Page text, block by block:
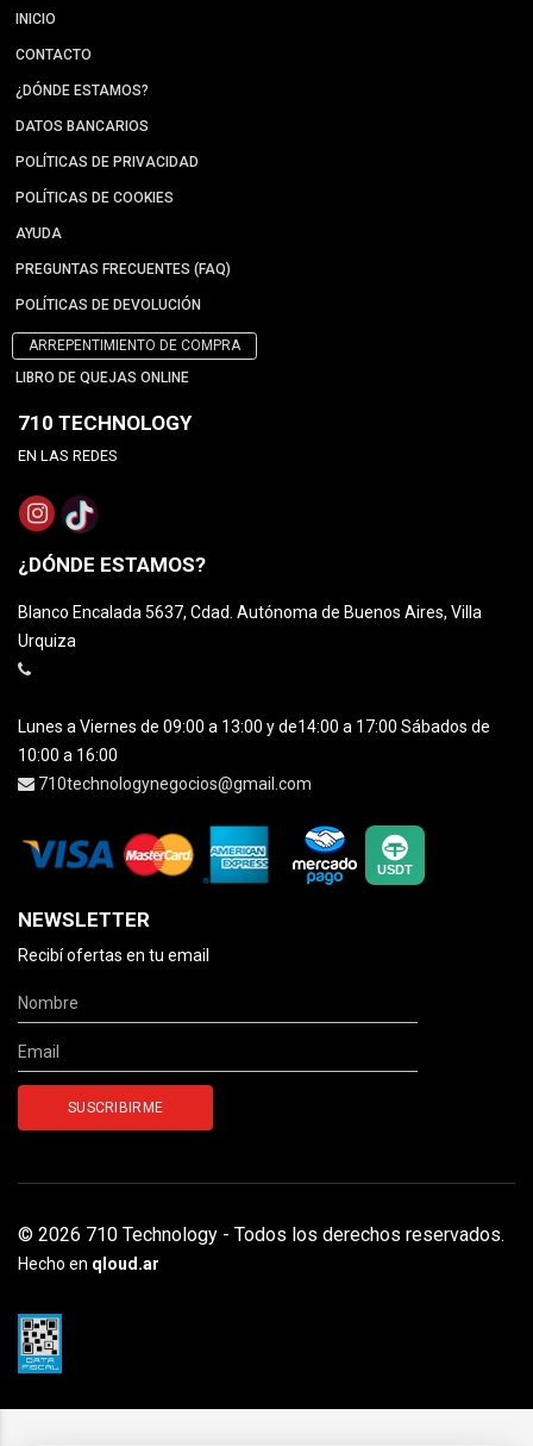
INICIO
CONTACTO
¿DÓNDE ESTAMOS?
DATOS BANCARIOS
POLÍTICAS DE PRIVACIDAD
POLÍTICAS DE COOKIES
AYUDA
PREGUNTAS FRECUENTES (FAQ)
POLÍTICAS DE DEVOLUCIÓN
ARREPENTIMIENTO DE COMPRA
LIBRO DE QUEJAS ONLINE
710 TECHNOLOGY
EN LAS REDES
¿DÓNDE ESTAMOS?
Blanco Encalada 5637, Cdad. Autónoma de Buenos Aires, Villa
Urquiza
Lunes a Viernes de 09:00 a 13:00 y de14:00 a 17:00 Sábados de
10:00 a 16:00
710technologynegocios@gmail.com
NEWSLETTER
Recibí ofertas en tu email
© 2026 710 Technology - Todos los derechos reservados.
Hecho en qloud.ar